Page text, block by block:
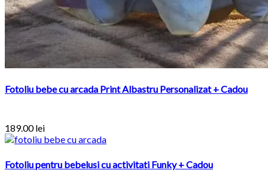
Fotoliu bebe cu arcada Print Albastru Personalizat + Cadou
189.00lei
Fotoliu pentru bebelusi cu activitati Funky + Cadou